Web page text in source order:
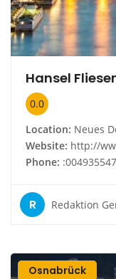
Hansel
0.0
Location: Neues
Website: http://
Phone:
R Redaktion
Osnabrück